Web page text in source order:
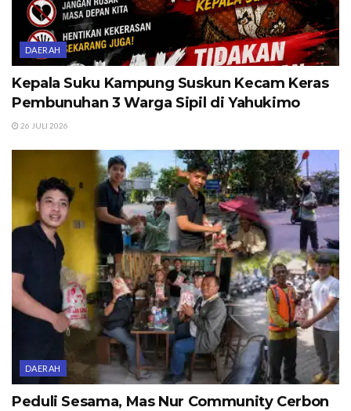
DAERAH
Kepala Suku Kampung Suskun Kecam Keras
Pembunuhan 3 Warga Sipil di Yahukimo
26 JULI 2026
DAERAH
Peduli Sesama, Mas Nur Community Cerbon